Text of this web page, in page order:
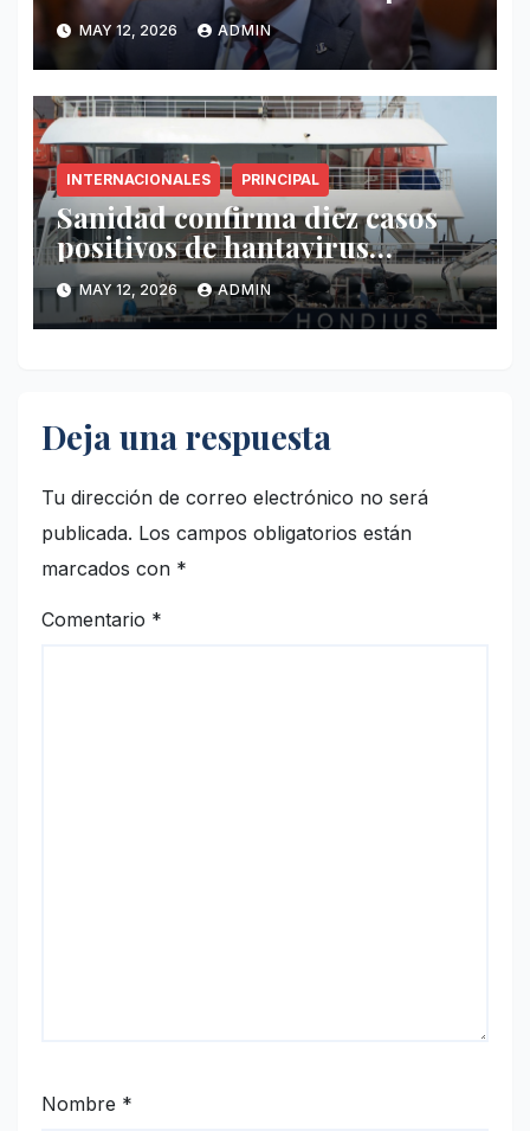
exige mayor operatividad
antidrogas
MAY 12, 2026 ADMIN
INTERNACIONALES PRINCIPAL
Sanidad confirma diez casos
positivos de hantavirus
vinculados al crucero MV
Hondius
MAY 12, 2026 ADMIN
Deja una respuesta
Tu dirección de correo electrónico no será
publicada. Los campos obligatorios están
marcados con *
Comentario *
Nombre *